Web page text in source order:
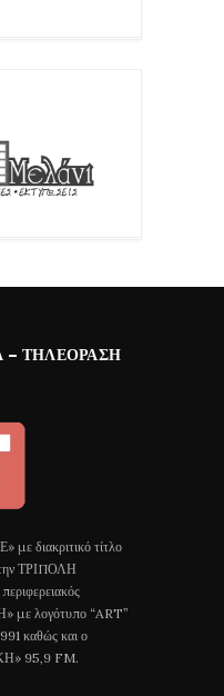
– ΤΗΛΕΌΡΑΣΗ
διακριτικό τίτλο
ΤΡΙΠΟΛΗ
με λογότυπο “ART”
καθώς και ο
95,9 FM.